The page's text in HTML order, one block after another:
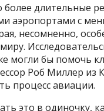
длительные
аэропортами с
несомненно,
могли бы помочь
Роб Миллер из
процесс авиации.
это в одиночку,